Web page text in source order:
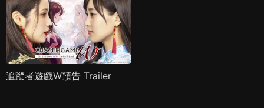
追蹤者遊戲W預告 Trailer